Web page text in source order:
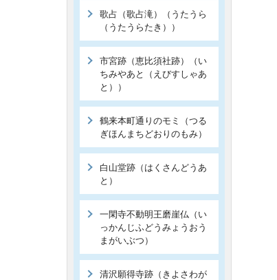
歌占（歌占滝）（うたうら
（うたうらたき））
市宮跡（恵比須社跡）（い
ちみやあと（えびすしゃあ
と））
鶴来本町通りのモミ（つる
ぎほんまちどおりのもみ）
白山堂跡（はくさんどうあ
と）
一閑寺不動明王磨崖仏（い
っかんじふどうみょうおう
まがいぶつ）
清沢願得寺跡（きよさわが